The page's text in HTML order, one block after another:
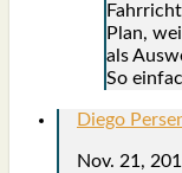
Plan,
als
So
Diego
Nov. 21,